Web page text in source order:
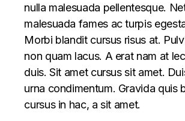
nulla malesuada pellentesque.
malesuada fames ac turpis
Morbi blandit cursus risus at.
non quam lacus. A erat nam at
duis. Sit amet cursus sit amet.
urna condimentum. Gravida quis
cursus in hac, a sit amet.